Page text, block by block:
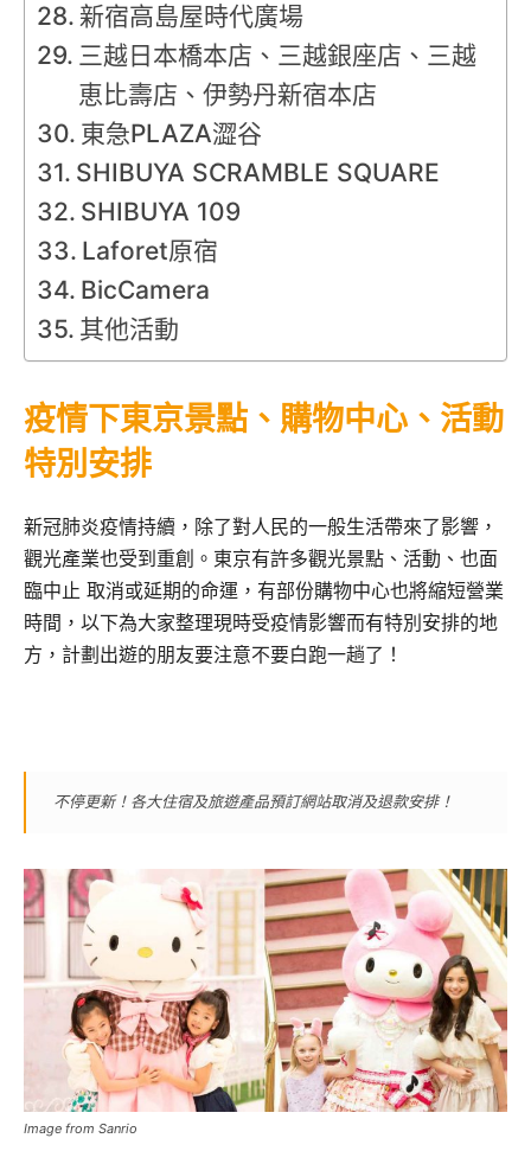
新宿高島屋時代廣場
三越日本橋本店、三越銀座店、三越
恵比壽店、伊勢丹新宿本店
東急PLAZA澀谷
SHIBUYA SCRAMBLE SQUARE
SHIBUYA 109
Laforet原宿
BicCamera
其他活動
疫情下東京景點、購物中心、活動
特別安排
新冠肺炎疫情持續，除了對人民的一般生活帶來了影響，
觀光產業也受到重創。東京有許多觀光景點、活動、也面
臨中止 取消或延期的命運，有部份購物中心也將縮短營業
時間，以下為大家整理現時受疫情影響而有特別安排的地
方，計劃出遊的朋友要注意不要白跑一趟了！
不停更新！各大住宿及旅遊產品預訂網站取消及退款安排！
Image from Sanrio